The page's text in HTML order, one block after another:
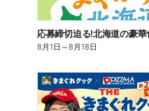
8月1日 ～8月18日